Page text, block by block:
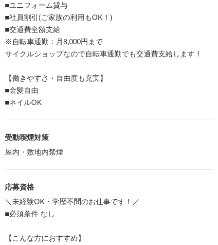
■ユニフォーム貸与
■社員割引(ご家族の利用もOK！)
■交通費全額支給
※自転車通勤：月8,000円まで
サイクルショップなので自転車通勤でも交通費支給します！
【働きやすさ・自由度も充実】
■金髪自由
■ネイルOK
受動喫煙対策
屋内・敷地内禁煙
応募資格
＼未経験OK・学歴不問のお仕事です！／
■必須条件 なし
【こんな方におすすめ】